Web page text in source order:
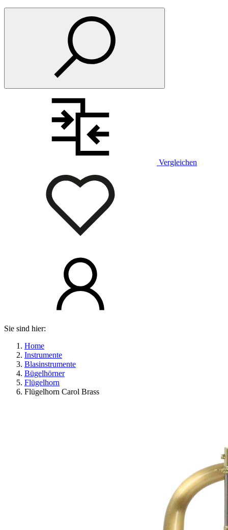
Vergleichen
Sie sind hier:
Home
Instrumente
Blasinstrumente
Bügelhörner
Flügelhorn
Flügelhorn Carol Brass